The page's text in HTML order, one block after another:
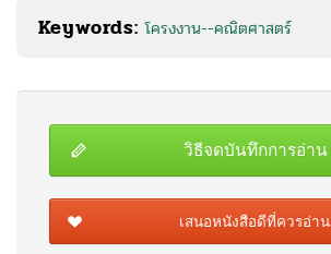
Keywords:โครงงาน--คณิตศาสตร์
วิธีจดบันทึกการอ่าน
เสนอหนังสือดีที่ควรอ่าน